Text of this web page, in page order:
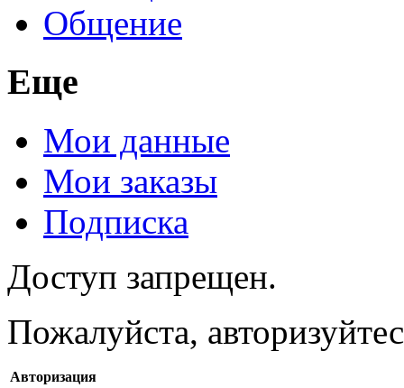
Общение
Еще
Мои данные
Мои заказы
Подписка
Доступ запрещен.
Пожалуйста,
Авторизация